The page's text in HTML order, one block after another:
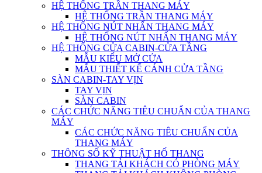
HỆ THỐNG TRẦN THANG MÁY
HỆ THỐNG TRẦN THANG MÁY
HỆ THỐNG NÚT NHẤN THANG MÁY
HỆ THỐNG NÚT NHẤN THANG MÁY
HỆ THỐNG CỬA CABIN-CỬA TẦNG
MẪU KIỂU MỞ CỬA
MẪU THIẾT KẾ CÁNH CỬA TẦNG
SÀN CABIN-TAY VỊN
TAY VỊN
SÀN CABIN
CÁC CHỨC NĂNG TIÊU CHUẨN CỦA THANG
MÁY
CÁC CHỨC NĂNG TIÊU CHUẨN CỦA
THANG MÁY
THÔNG SỐ KỸ THUẬT HỐ THANG
THANG TẢI KHÁCH CÓ PHÒNG MÁY